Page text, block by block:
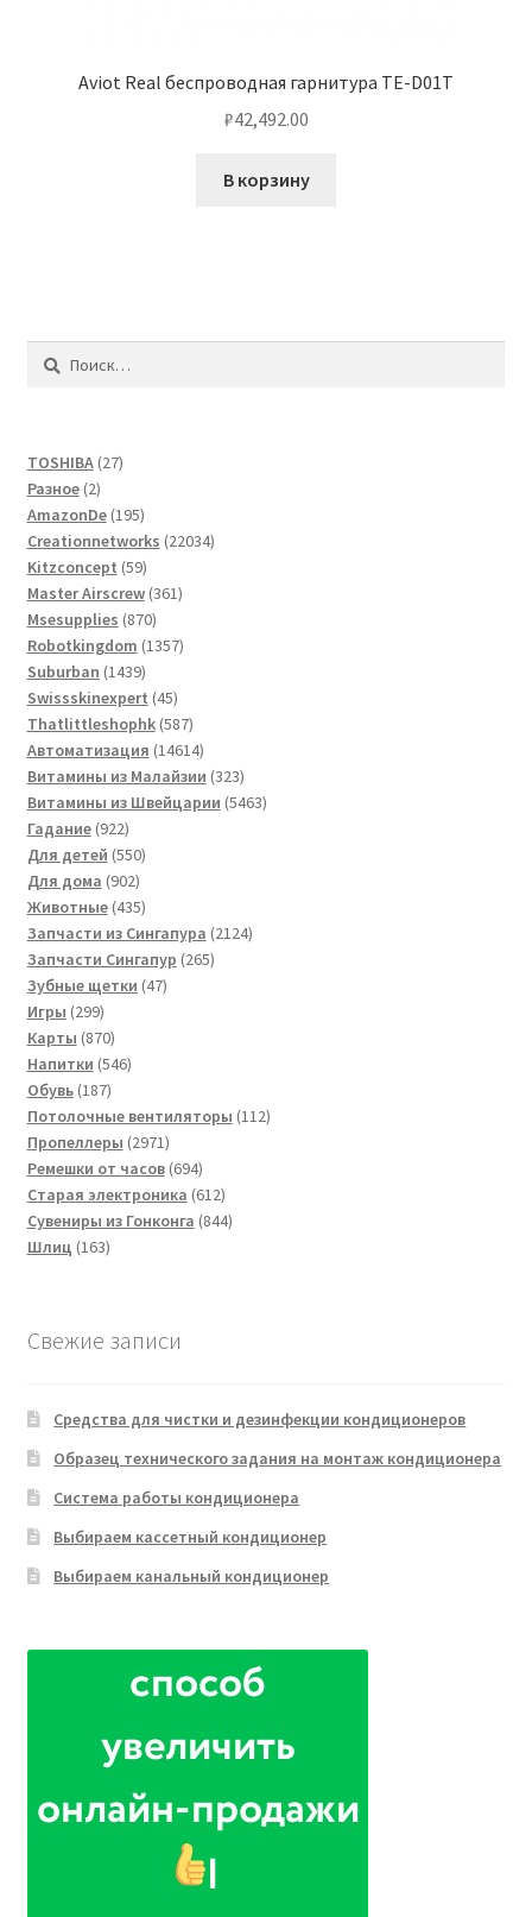
Aviot Real беспроводная гарнитура TE-D01T
₽42,492.00
В корзину
Найти:
TOSHIBA 2727
Разное 22
товара
AmazonDe 195195
товаров
Creationnetworks 2203422034
Kitzconcept 5959
товаров
Master Airscrew 361361
Msesupplies 870870
товаров
Robotkingdom 13571357
Suburban 14391439
товаров
Swissskinexpert 4545
товаров
Thatlittleshophk 587587
товаров
Автоматизация 1461414614
товаров
Витамины из Малайзии 323323
товара
Витамины из Швейцарии 54635463
Гадание 922922
товара
Для детей 550550
Для дома 902902
товара
Животные 435435
товаров
Запчасти из Сингапура 21242124
Запчасти Сингапур 265265
Зубные щетки 4747
Игры 299299
товаров
Карты 870870
товаров
Напитки 546546
Обувь 187187
товаров
Потолочные вентиляторы 112112
Пропеллеры 29712971
товар
Ремешки от часов 694694
товара
Старая электроника 612612
товаров
Сувениры из Гонконга 844844
Шлиц 163163
Свежие записи
Средства для чистки и дезинфекции кондиционеров
Образец технического задания на монтаж кондиционера
Система работы кондиционера
Выбираем кассетный кондиционер
Выбираем канальный кондиционер